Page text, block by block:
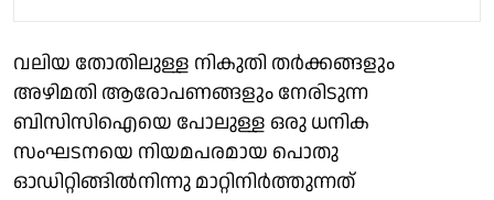
വലിയ തോതിലുള്ള നികുതി തര്‍ക്കങ്ങളും
അഴിമതി ആരോപണങ്ങളും നേരിടുന്ന
ബിസിസിഐയെ പോലുള്ള ഒരു ധനിക
സംഘടനയെ നിയമപരമായ പൊതു
ഓഡിറ്റിങ്ങില്‍നിന്നു മാറ്റിനിര്‍ത്തുന്നത്